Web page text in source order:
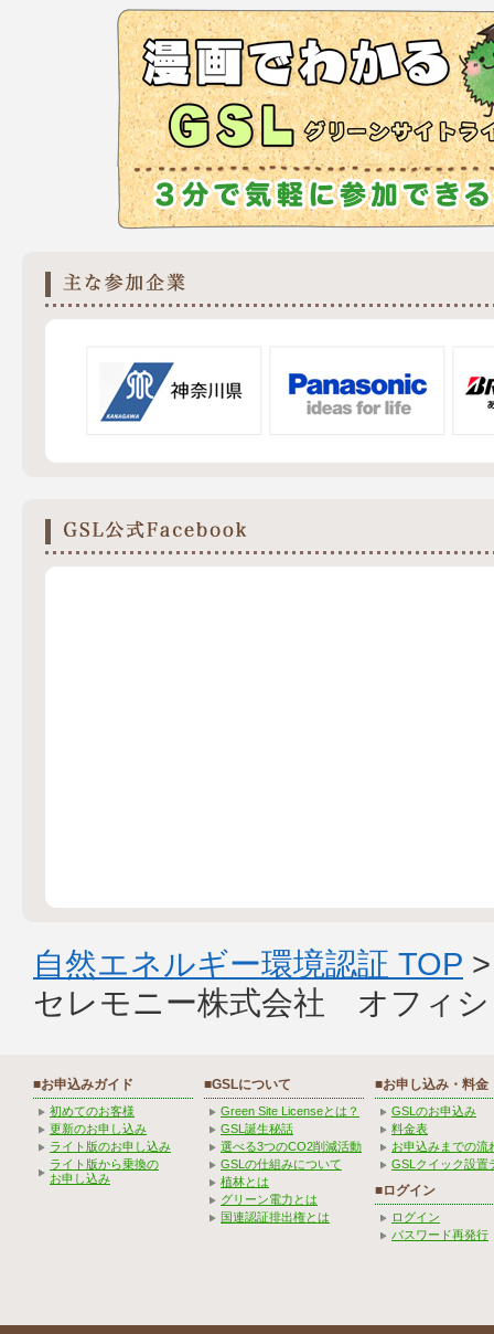
自然エネルギー環境認証 TOP
セレモニー株式会社 オフィ
■お申込みガイド
初めてのお客様
更新のお申し込み
ライト版のお申し込み
ライト版から乗換の
お申し込み
■GSLについて
Green Site Licenseとは？
GSL誕生秘話
選べる3つのCO2削減活動
GSLの仕組みについて
植林とは
グリーン電力とは
国連認証排出権とは
■お申し込み・料金
GSLのお申込み
料金表
お申込みまでの流
GSLクイック設置
■ログイン
ログイン
パスワード再発行